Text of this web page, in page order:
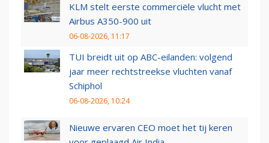
KLM stelt eerste commerciële vlucht met
Airbus A350-900 uit
06-08-2026, 11:17
TUI breidt uit op ABC-eilanden: volgend
jaar meer rechtstreekse vluchten vanaf
Schiphol
06-08-2026, 10:24
Nieuwe ervaren CEO moet het tij keren